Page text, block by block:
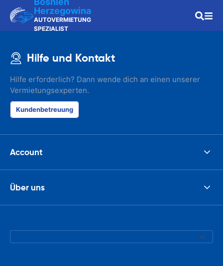
Herzegowina
AUTOVERMIETUNG
SPEZIALIST
Hilfe und Kontakt
Hilfe erforderlich? Dann wende dich an einen unserer
Vermietungsexperten.
Kundenbetreuung
Account
Über uns